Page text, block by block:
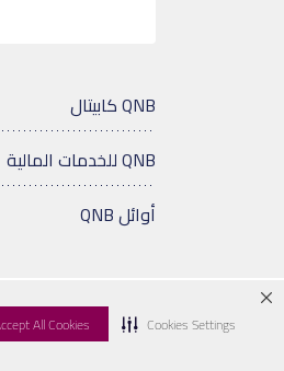
All Cookies Cookies Settings
QNB كابيتال
QNB للخدمات المالية
أوائل QNB
© 2026 QNB